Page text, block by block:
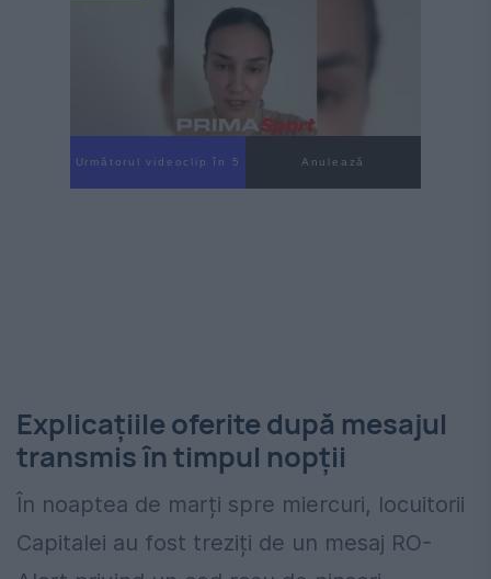
Următorul videoclip în 4 Anulează
Explicațiile oferite după mesajul
transmis în timpul nopții
În noaptea de marți spre miercuri, locuitorii
Capitalei au fost treziți de un mesaj RO-